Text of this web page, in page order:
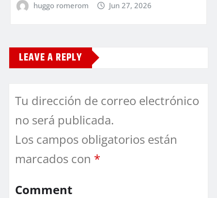
huggo romerom Jun 27, 2026
LEAVE A REPLY
Tu dirección de correo electrónico
no será publicada.
Los campos obligatorios están
marcados con *
Comment